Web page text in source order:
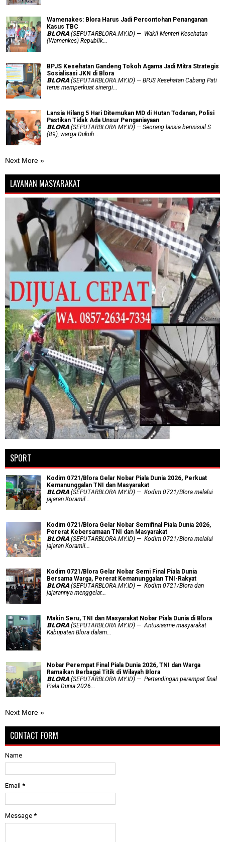
Wamenakes: Blora Harus Jadi Percontohan Penanganan
Kasus TBC
𝗕𝗟𝗢𝗥𝗔 (SEPUTARBLORA.MY.ID) — Wakil Menteri Kesehatan
(Wamenkes) Republik...
BPJS Kesehatan Gandeng Tokoh Agama Jadi Mitra Strategis
Sosialisasi JKN di Blora
𝗕𝗟𝗢𝗥𝗔 (SEPUTARBLORA.MY.ID) — BPJS Kesehatan Cabang Pati
terus memperkuat sinergi...
Lansia Hilang 5 Hari Ditemukan MD di Hutan Todanan, Polisi
Pastikan Tidak Ada Unsur Penganiayaan
𝗕𝗟𝗢𝗥𝗔 (SEPUTARBLORA.MY.ID) — Seorang lansia berinisial S
(89), warga Dukuh...
Next More »
LAYANAN MASYARAKAT
SPORT
Kodim 0721/Blora Gelar Nobar Piala Dunia 2026, Perkuat
Kemanunggalan TNI dan Masyarakat
𝗕𝗟𝗢𝗥𝗔 (SEPUTARBLORA.MY.ID) — Kodim 0721/Blora melalui
jajaran Koramil...
Kodim 0721/Blora Gelar Nobar Semifinal Piala Dunia 2026,
Pererat Kebersamaan TNI dan Masyarakat
𝗕𝗟𝗢𝗥𝗔 (SEPUTARBLORA.MY.ID) — Kodim 0721/Blora melalui
jajaran Koramil...
Kodim 0721/Blora Gelar Nobar Semi Final Piala Dunia
Bersama Warga, Pererat Kemanunggalan TNI-Rakyat
𝗕𝗟𝗢𝗥𝗔 (SEPUTARBLORA.MY.ID) — Kodim 0721/Blora dan
jajarannya menggelar...
Makin Seru, TNI dan Masyarakat Nobar Piala Dunia di Blora
𝗕𝗟𝗢𝗥𝗔 (SEPUTARBLORA.MY.ID) — Antusiasme masyarakat
Kabupaten Blora dalam...
Nobar Perempat Final Piala Dunia 2026, TNI dan Warga
Ramaikan Berbagai Titik di Wilayah Blora
𝗕𝗟𝗢𝗥𝗔 (SEPUTARBLORA.MY.ID) — Pertandingan perempat final
Piala Dunia 2026...
Next More »
CONTACT FORM
Name
Email *
Message *